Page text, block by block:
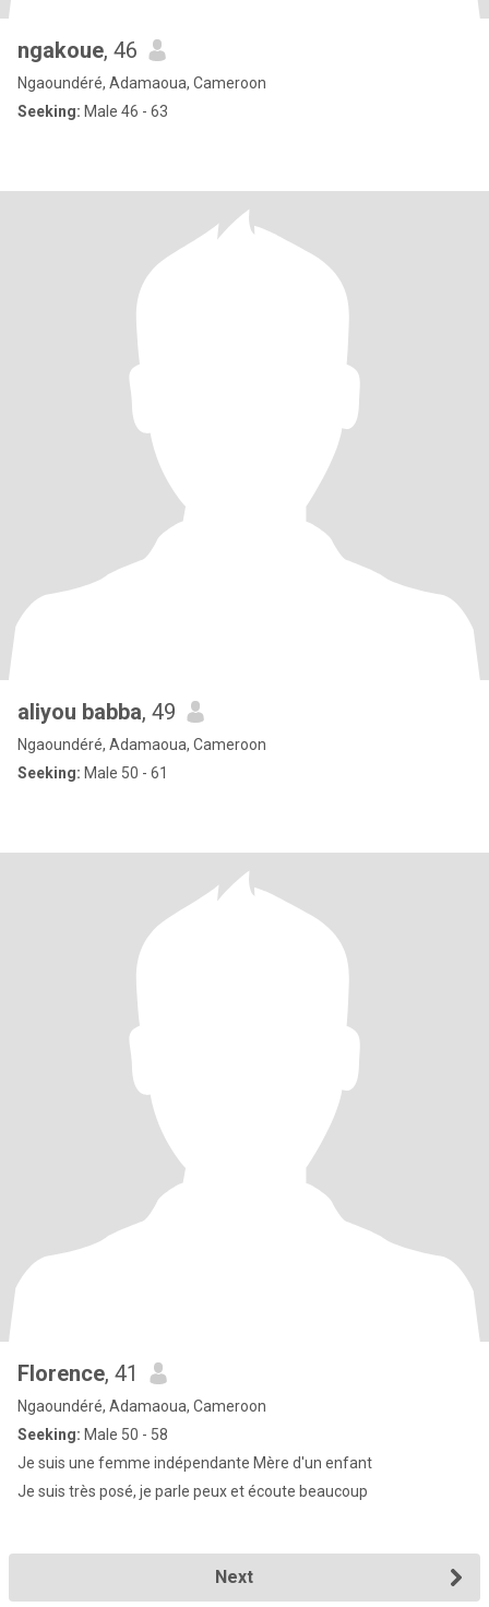
ngakoue, 46
Ngaoundéré, Adamaoua, Cameroon
Seeking: Male 46 - 63
aliyou babba, 49
Ngaoundéré, Adamaoua, Cameroon
Seeking: Male 50 - 61
Florence, 41
Ngaoundéré, Adamaoua, Cameroon
Seeking: Male 50 - 58
Je suis une femme indépendante Mère d'un enfant
Je suis très posé, je parle peux et écoute beaucoup
Next